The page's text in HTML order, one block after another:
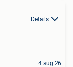
Details
4 aug 26